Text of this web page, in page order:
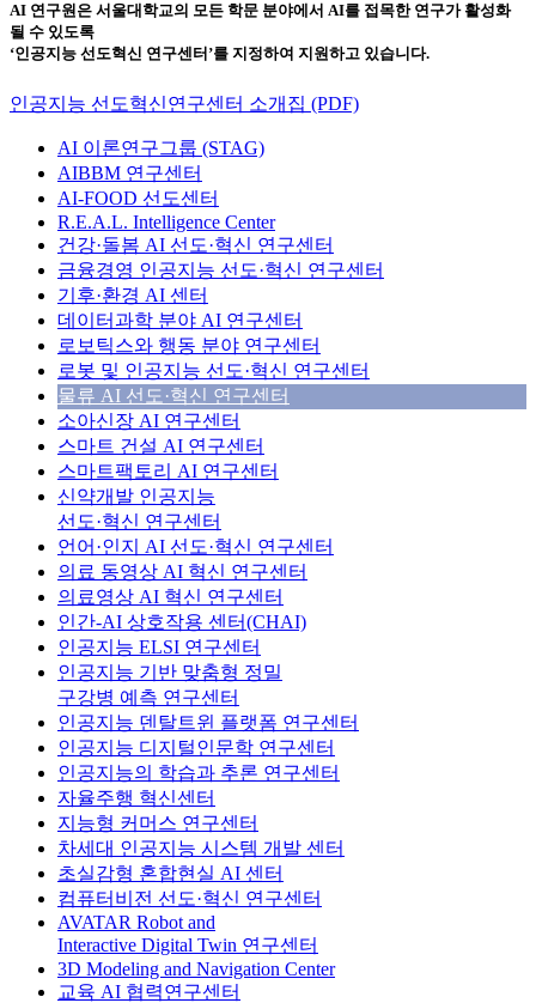
AI 연구원은 서울대학교의 모든 학문 분야에서 AI를 접목한 연구가 활성화
될 수 있도록
‘인공지능 선도혁신 연구센터’를 지정하여 지원하고 있습니다.
인공지능 선도혁신연구센터 소개집 (PDF)
AI 이론연구그룹 (STAG)
AIBBM 연구센터
AI-FOOD 선도센터
R.E.A.L. Intelligence Center
건강·돌봄 AI 선도·혁신 연구센터
금융경영 인공지능 선도·혁신 연구센터
기후·환경 AI 센터
데이터과학 분야 AI 연구센터
로보틱스와 행동 분야 연구센터
로봇 및 인공지능 선도·혁신 연구센터
물류 AI 선도·혁신 연구센터
소아신장 AI 연구센터
스마트 건설 AI 연구센터
스마트팩토리 AI 연구센터
신약개발 인공지능
선도·혁신 연구센터
언어·인지 AI 선도·혁신 연구센터
의료 동영상 AI 혁신 연구센터
의료영상 AI 혁신 연구센터
인간-AI 상호작용 센터(CHAI)
인공지능 ELSI 연구센터
인공지능 기반 맞춤형 정밀
구강병 예측 연구센터
인공지능 덴탈트윈 플랫폼 연구센터
인공지능 디지털인문학 연구센터
인공지능의 학습과 추론 연구센터
자율주행 혁신센터
지능형 커머스 연구센터
차세대 인공지능 시스템 개발 센터
초실감형 혼합현실 AI 센터
컴퓨터비전 선도·혁신 연구센터
AVATAR Robot and
Interactive Digital Twin 연구센터
3D Modeling and Navigation Center
교육 AI 협력연구센터